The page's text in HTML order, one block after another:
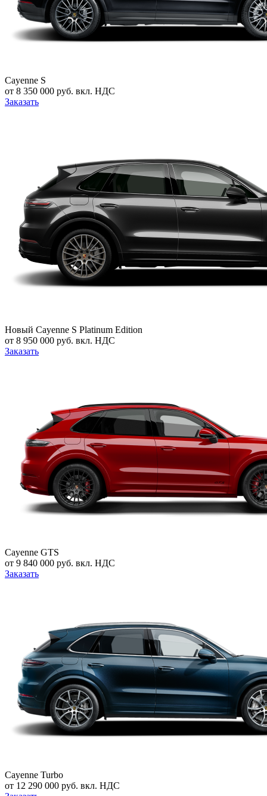
Cayenne S
от 8 350 000 руб. вкл. НДС
Заказать
Новый Cayenne S Platinum Edition
от 8 950 000 руб. вкл. НДС
Заказать
Cayenne GTS
от 9 840 000 руб. вкл. НДС
Заказать
Cayenne Turbo
от 12 290 000 руб. вкл. НДС